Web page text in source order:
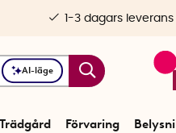
AI-läge
Trädgård Förvaring
1-3 dagars leverans